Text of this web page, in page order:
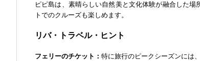
ピピ島は、素晴らしい自然美と文化体験が融合した
トでのクルーズも楽しめます。
リバ・トラベル・ヒント
フェリーのチケット： 特に旅行のピークシーズンには